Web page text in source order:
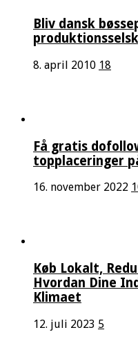
Bliv dansk
8. april 2010 18
Få gratis
topplaceringer
16. november 2022
Køb Lokalt,
Hvordan Dine
Klimaet
12. juli 2023 5